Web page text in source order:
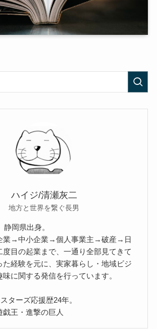
ハイジ/清瀬灰二
地方と世界を繋ぐ長男
岡県出身。
業→中小企業→個人事業主→破産→日
目の起業まで、一通り全部見てきて
た経験を元に、実家暮らし・地域ビジ
に関する発信を行っています。
ターズ応援歴24年。
王・進撃の巨人